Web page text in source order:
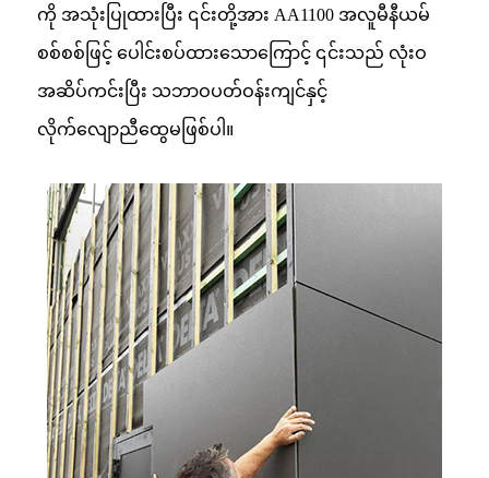
ကို အသုံးပြုထားပြီး ၎င်းတို့အား AA1100 အလူမီနီယမ်
စစ်စစ်ဖြင့် ပေါင်းစပ်ထားသောကြောင့် ၎င်းသည် လုံးဝ
အဆိပ်ကင်းပြီး သဘာဝပတ်ဝန်းကျင်နှင့်
လိုက်လျောညီထွေမဖြစ်ပါ။